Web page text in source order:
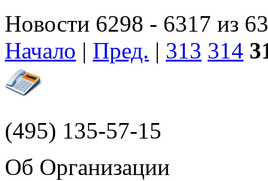
Новости 6298 - 6317 из
Начало | Пред. | 313 314
(495) 135-57-15
Об Организации